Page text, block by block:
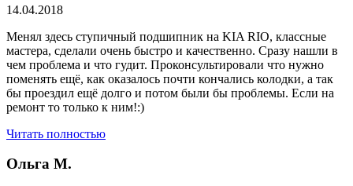
14.04.2018
Менял здесь ступичный подшипник на KIA RIO, классные
мастера, сделали очень быстро и качественно. Сразу нашли в
чем проблема и что гудит. Проконсультировали что нужно
поменять ещё, как оказалось почти кончались колодки, а так
бы проездил ещё долго и потом были бы проблемы. Если на
ремонт то только к ним!:)
Читать полностью
Ольга М.